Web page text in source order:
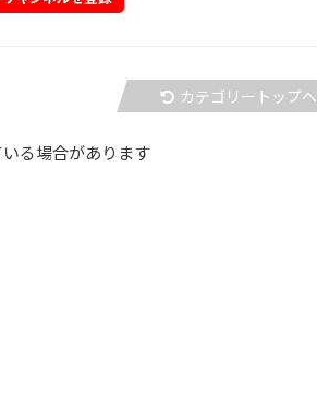
カテゴリートップへ
る場合があります